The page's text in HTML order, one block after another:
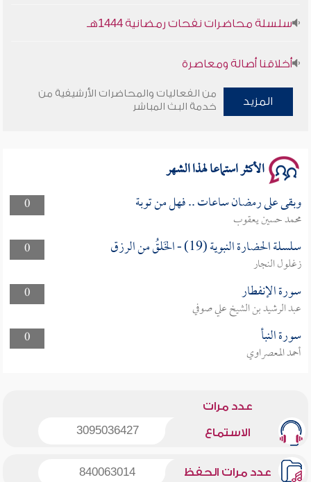
سلسلة محاضرات نفحات رمضانية 1444هـ
أخلاقنا أصالة ومعاصرة
وأمنهم من خوف 9
المزيد
من الفعاليات والمحاضرات الأرشيفية من
خدمة البث المباشر
الأكثر استماعا لهذا الشهر
0 وبقى على رمضان ساعات .. فهل من توبة
محمد حسين يعقوب
0
سلسلة الحضارة النبوية (19) - الخَلقُ من الرزق
زغلول النجار
0
سورة الإنفطار
عبد الرشيد بن الشيخ علي صوفي
0
سورة النبأ
أحمد المعصراوي
عدد مرات
الاستماع 3095036427
عدد مرات الحفظ 840063014